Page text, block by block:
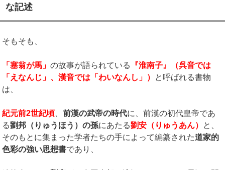
な記述
そもそも、
「塞翁が馬」の故事が語られている 『淮南子 』
（呉音では
「えなんじ」、漢音では「わいなんし」） と呼ばれる書物
は、
紀元前2世紀頃 、前漢の武帝の時代に、前漢の初代皇帝であ
る劉邦（りゅうほう）の孫にあたる劉安（りゅうあん） と、
そのもとに集まった学者たちの手によって編纂された道家的
色彩の強い思想書であり、